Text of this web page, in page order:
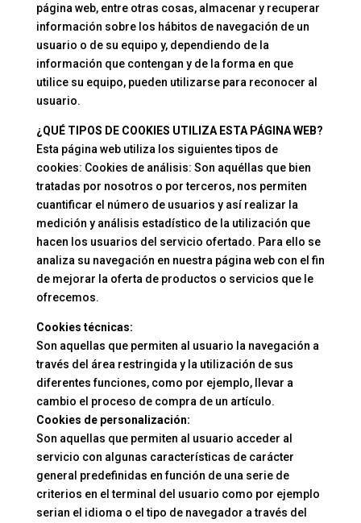
página web, entre otras cosas, almacenar y recuperar
información sobre los hábitos de navegación de un
usuario o de su equipo y, dependiendo de la
información que contengan y de la forma en que
utilice su equipo, pueden utilizarse para reconocer al
usuario.
¿QUÉ TIPOS DE COOKIES UTILIZA ESTA PÁGINA WEB?
Esta página web utiliza los siguientes tipos de
cookies: Cookies de análisis: Son aquéllas que bien
tratadas por nosotros o por terceros, nos permiten
cuantificar el número de usuarios y así realizar la
medición y análisis estadístico de la utilización que
hacen los usuarios del servicio ofertado. Para ello se
analiza su navegación en nuestra página web con el fin
de mejorar la oferta de productos o servicios que le
ofrecemos.
Cookies técnicas:
Son aquellas que permiten al usuario la navegación a
través del área restringida y la utilización de sus
diferentes funciones, como por ejemplo, llevar a
cambio el proceso de compra de un artículo.
Cookies de personalización:
Son aquellas que permiten al usuario acceder al
servicio con algunas características de carácter
general predefinidas en función de una serie de
criterios en el terminal del usuario como por ejemplo
serian el idioma o el tipo de navegador a través del